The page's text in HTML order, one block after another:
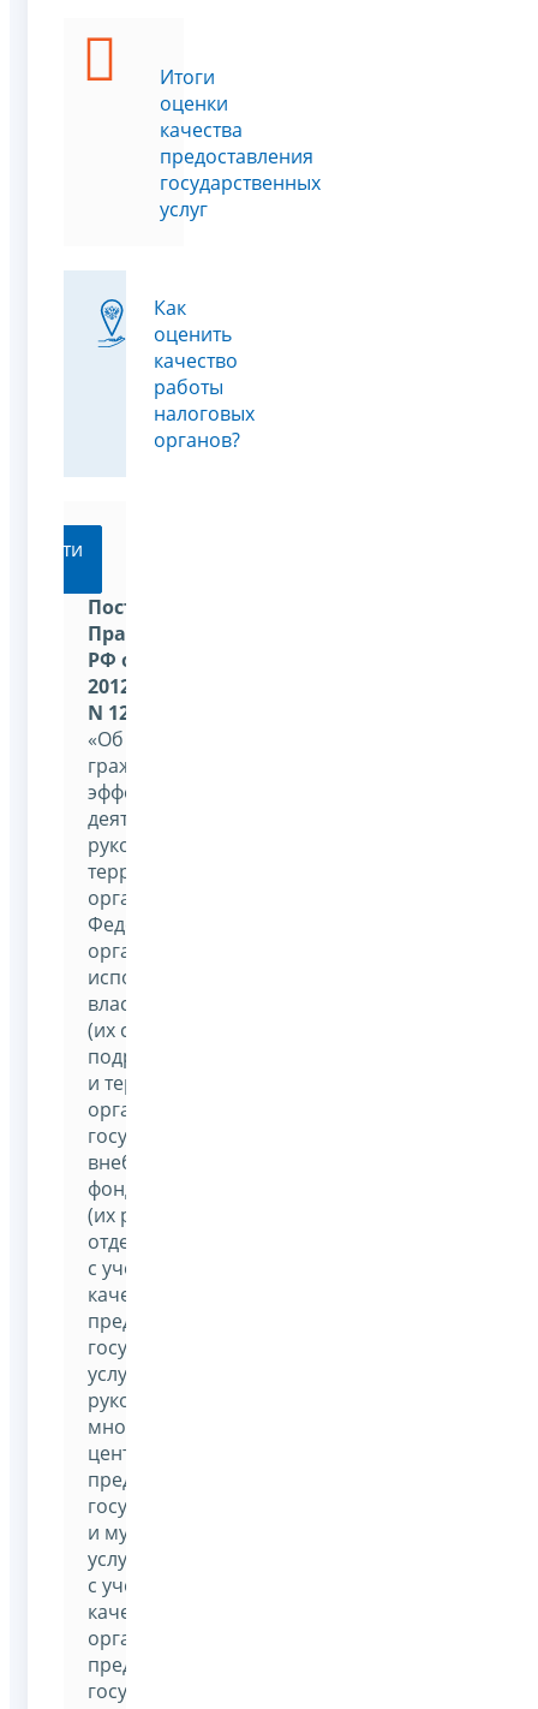
Итоги
оценки
качества
предоставления
государственных
услуг
Как
оценить
качество
работы
налоговых
органов?
Перейти
Постановление
Правительства
РФ от 12 декабря
2012 г.
N 1284
«Об оценке
гражданами
эффективности
деятельности
руководителей
территориальных
органов
Федеральных
органов
исполнительной
власти
(их структурных
подразделений)
и территориальных
органов
государственных
внебюджетных
фондов
(их региональных
отделений)
с учетом
качества
предоставления
государственных
услуг,
руководителей
многофункциональных
центров
предоставления
государственных
и муниципальных
услуг
с учетом
качества
организации
предоставления
государственных